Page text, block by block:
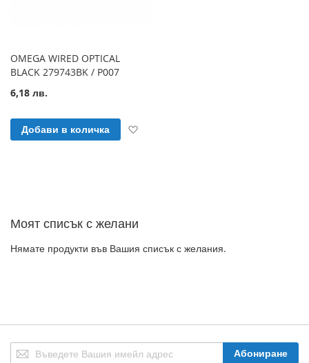
OMEGA WIRED OPTICAL
BLACK 279743BK / P007
6,18 лв.
Добави в количка
Моят списък с желани
Нямате продукти във Вашия списък с желания.
Абонирай
Абониране